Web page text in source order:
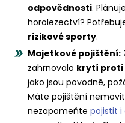
odpovědnosti.
horolezectví?
rizikové sporty.
Majetkové pojištění:
zahrnovalo krytí proti
jako jsou povodně,
Máte pojištění
nezapomeňte pojistit